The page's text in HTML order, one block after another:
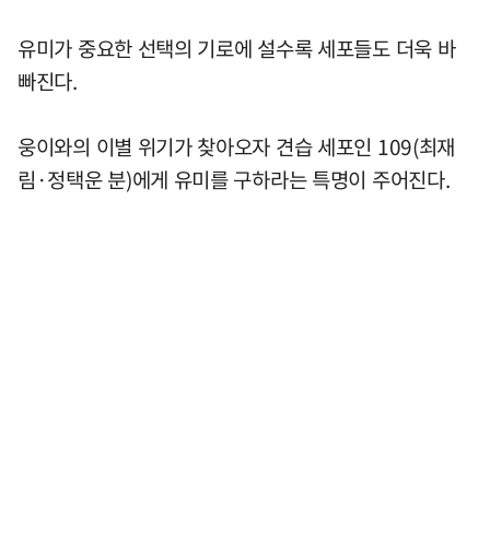
유미가 중요한 선택의 기로에 설수록 세포들도 더욱 바
빠진다.
웅이와의 이별 위기가 찾아오자 견습 세포인 109(최재
림·정택운 분)에게 유미를 구하라는 특명이 주어진다.